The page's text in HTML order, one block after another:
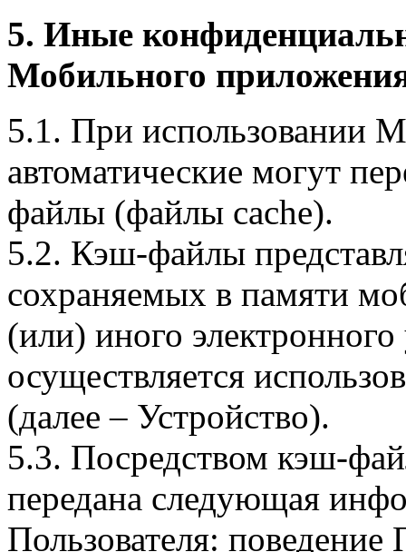
5. Иные
Мобильного
5.1. При использовании
автоматические могут
файлы (файлы cache).
5.2. Кэш-файлы
сохраняемых в памяти
(или) иного электронного
осуществляется
(далее – Устройство).
5.3. Посредством кэш-
передана следующая
Пользователя: